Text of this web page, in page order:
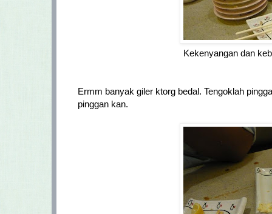
Kekenyangan dan
Ermm banyak giler ktorg bedal. Tengoklah
pinggan kan.